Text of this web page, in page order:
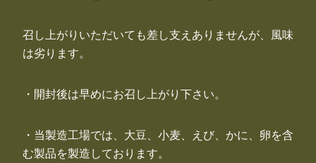
召し上がりいただいても差し支えありませんが、風味
は劣ります。
・開封後は早めにお召し上がり下さい。
・当製造工場では、大豆、小麦、えび、かに、卵を含
む製品を製造しております。